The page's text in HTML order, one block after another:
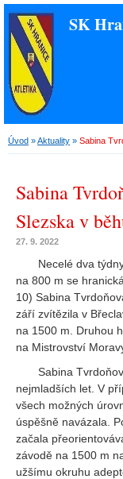
SK
Úvod »Aktuality » Sabina
Sabina
Slezska v
27. 9. 2022
Necelé dva
na 800 m se
10) Sabina
září zvítězila v
na 1500 m. Druhou
na Mistrovství
Sabina
nejmladších let. V
všech možných
úspěšně navázala.
začala
závodě na 1500 m
užšímu okruhu